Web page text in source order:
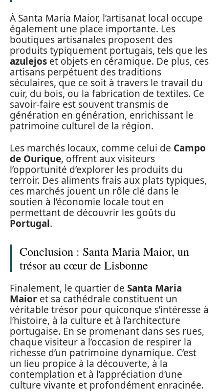
À Santa Maria Maior, l’artisanat local occupe
également une place importante. Les
boutiques artisanales proposent des
produits typiquement portugais, tels que les
azulejos et objets en céramique. De plus, ces
artisans perpétuent des traditions
séculaires, que ce soit à travers le travail du
cuir, du bois, ou la fabrication de textiles. Ce
savoir-faire est souvent transmis de
génération en génération, enrichissant le
patrimoine culturel de la région.
Les marchés locaux, comme celui de Campo
de Ourique, offrent aux visiteurs
l’opportunité d’explorer les produits du
terroir. Des aliments frais aux plats typiques,
ces marchés jouent un rôle clé dans le
soutien à l’économie locale tout en
permettant de découvrir les goûts du
Portugal.
Conclusion : Santa Maria Maior, un
trésor au cœur de Lisbonne
Finalement, le quartier de Santa Maria
Maior et sa cathédrale constituent un
véritable trésor pour quiconque s’intéresse à
l’histoire, à la culture et à l’architecture
portugaise. En se promenant dans ses rues,
chaque visiteur a l’occasion de respirer la
richesse d’un patrimoine dynamique. C’est
un lieu propice à la découverte, à la
contemplation et à l’appréciation d’une
culture vivante et profondément enracinée.